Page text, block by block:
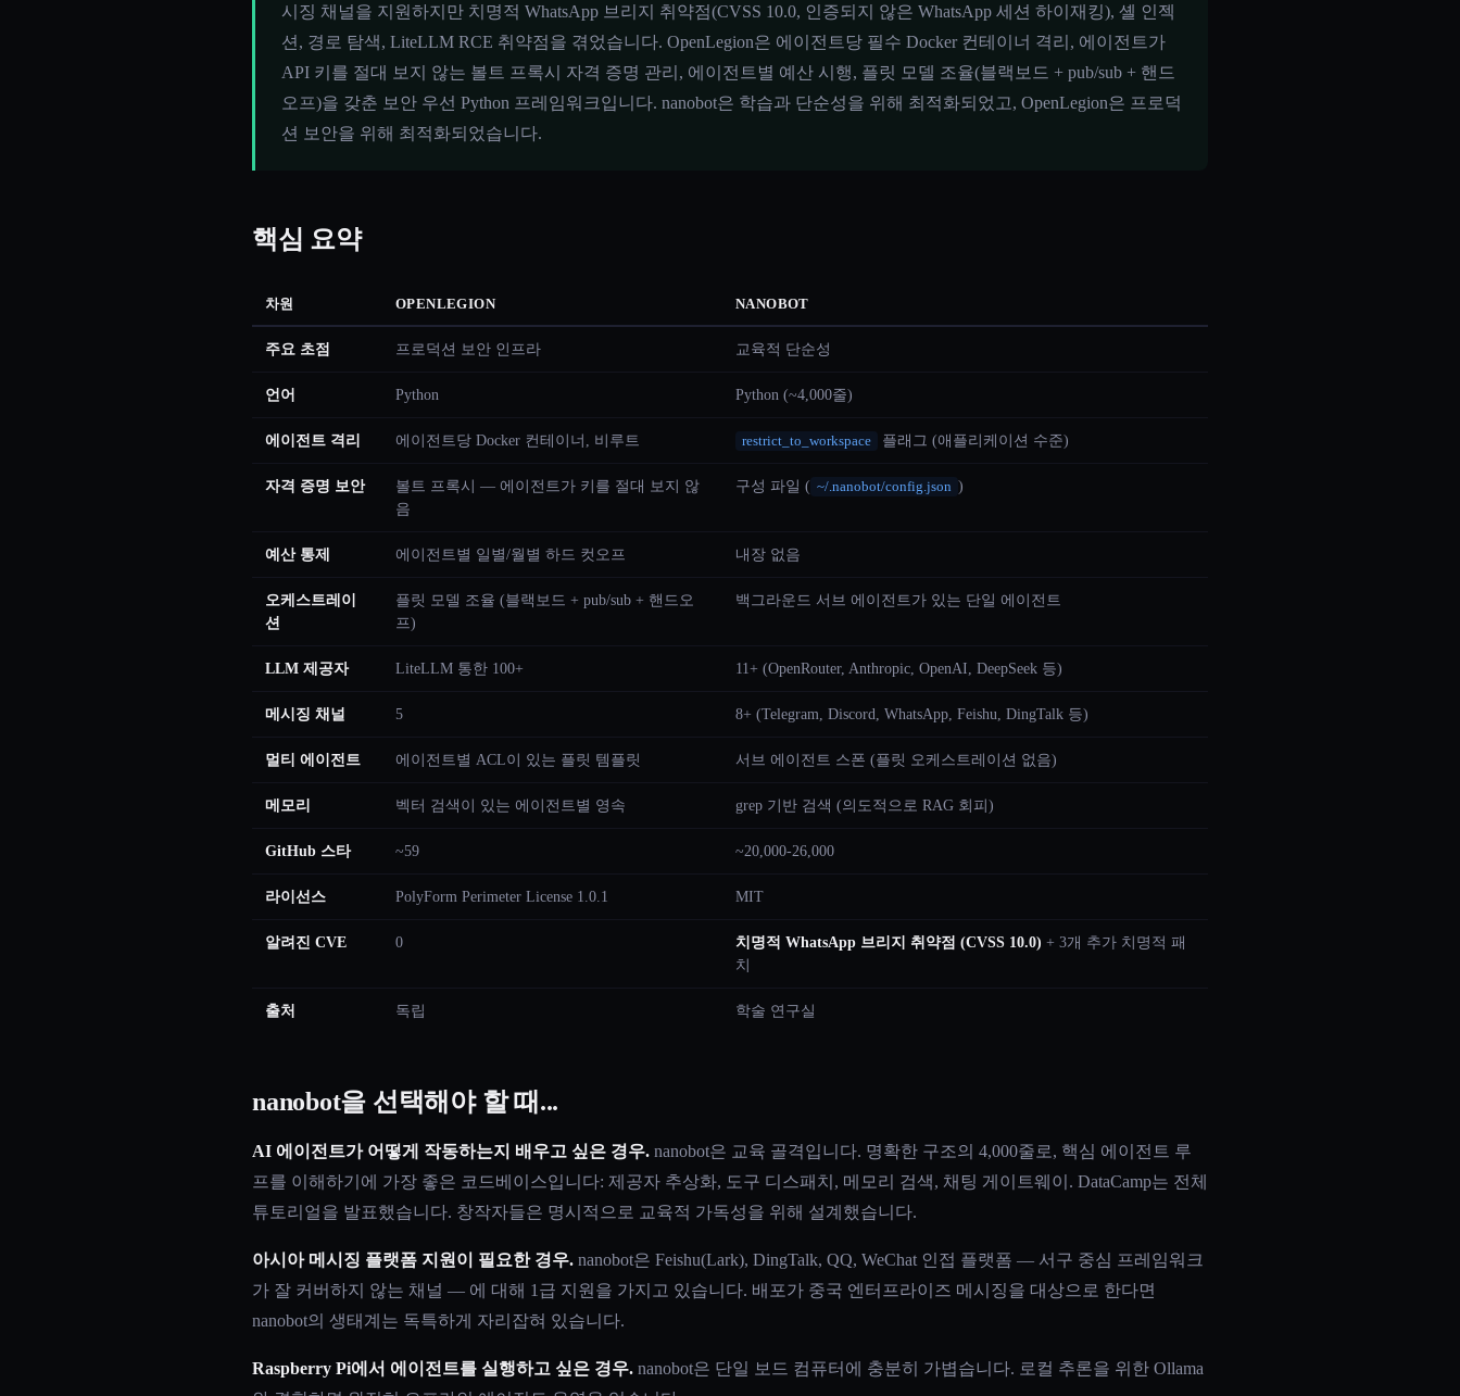
시징 채널을 지원하지만 치명적 WhatsApp 브리지 취약점(CVSS 10.0, 인증되지 않은 WhatsApp 세션 하이재킹), 셸 인젝
션, 경로 탐색, LiteLLM RCE 취약점을 겪었습니다. OpenLegion은 에이전트당 필수 Docker 컨테이너 격리, 에이전트가
API 키를 절대 보지 않는 볼트 프록시 자격 증명 관리, 에이전트별 예산 시행, 플릿 모델 조율(블랙보드 + pub/sub + 핸드
오프)을 갖춘 보안 우선 Python 프레임워크입니다. nanobot은 학습과 단순성을 위해 최적화되었고, OpenLegion은 프로덕
션 보안을 위해 최적화되었습니다.
핵심 요약
차원 OPENLEGION NANOBOT
주요 초점 프로덕션 보안 인프라 교육적 단순성
언어 Python Python (~4,000줄)
에이전트 격리 에이전트당 Docker 컨테이너, 비루트 restrict_to_workspace 플래그 (애플리케이션 수준)
자격 증명 보안
볼트 프록시 — 에이전트가 키를 절대 보지 않
음
구성 파일 ( ~/.nanobot/config.json )
예산 통제 에이전트별 일별/월별 하드 컷오프 내장 없음
오케스트레이
션
플릿 모델 조율 (블랙보드 + pub/sub + 핸드오
프)
백그라운드 서브 에이전트가 있는 단일 에이전트
LLM 제공자 LiteLLM 통한 100+ 11+ (OpenRouter, Anthropic, OpenAI, DeepSeek 등)
메시징 채널 5 8+ (Telegram, Discord, WhatsApp, Feishu, DingTalk 등)
멀티 에이전트 에이전트별 ACL이 있는 플릿 템플릿 서브 에이전트 스폰 (플릿 오케스트레이션 없음)
메모리 벡터 검색이 있는 에이전트별 영속 grep 기반 검색 (의도적으로 RAG 회피)
GitHub 스타 ~59 ~20,000-26,000
라이선스 PolyForm Perimeter License 1.0.1 MIT
알려진 CVE 0 치명적 WhatsApp 브리지 취약점 (CVSS 10.0) + 3개 추가 치명적 패
치
출처 독립 학술 연구실
nanobot을 선택해야 할 때...
AI 에이전트가 어떻게 작동하는지 배우고 싶은 경우. nanobot은 교육 골격입니다. 명확한 구조의 4,000줄로, 핵심 에이전트 루
프를 이해하기에 가장 좋은 코드베이스입니다: 제공자 추상화, 도구 디스패치, 메모리 검색, 채팅 게이트웨이. DataCamp는 전체
튜토리얼을 발표했습니다. 창작자들은 명시적으로 교육적 가독성을 위해 설계했습니다.
아시아 메시징 플랫폼 지원이 필요한 경우. nanobot은 Feishu(Lark), DingTalk, QQ, WeChat 인접 플랫폼 — 서구 중심 프레임워크
가 잘 커버하지 않는 채널 — 에 대해 1급 지원을 가지고 있습니다. 배포가 중국 엔터프라이즈 메시징을 대상으로 한다면
nanobot의 생태계는 독특하게 자리잡혀 있습니다.
Raspberry Pi에서 에이전트를 실행하고 싶은 경우. nanobot은 단일 보드 컴퓨터에 충분히 가볍습니다. 로컬 추론을 위한 Ollama